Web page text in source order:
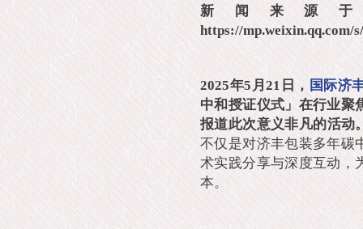
新闻来源
https://mp.weixin.qq.com/
2025年5月21日， 国际济
中和授证仪式」在行业聚
报道此次意义非凡的活动
不仅是对济丰包装多年碳
术实践分享与深度互动，
本。